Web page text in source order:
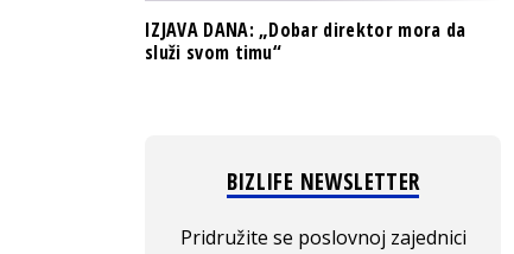
IZJAVA DANA: „Dobar direktor mora da
služi svom timu“
BIZLIFE NEWSLETTER
Pridružite se poslovnoj zajednici